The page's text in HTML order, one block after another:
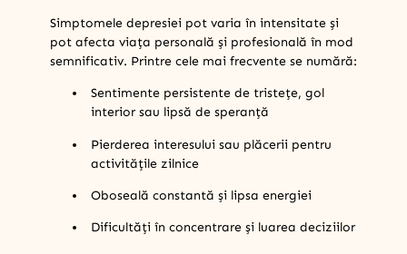
Simptomele depresiei pot varia în intensitate și
pot afecta viața personală și profesională în mod
semnificativ. Printre cele mai frecvente se numără:
Sentimente persistente de tristețe, gol
interior sau lipsă de speranță
Pierderea interesului sau plăcerii pentru
activitățile zilnice
Oboseală constantă și lipsa energiei
Dificultăți în concentrare și luarea deciziilor